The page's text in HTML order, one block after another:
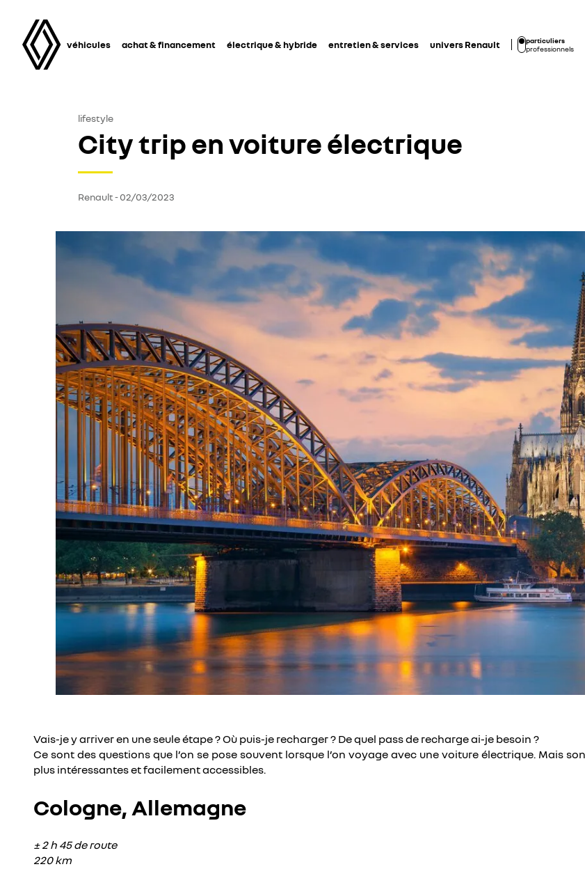
véhicules achat & financement électrique & hybride entretien & services univers Renault
particuliers
professionnels
lifestyle
City trip en voiture électrique
Renault-02/03/2023
Vais-je y arriver en une seule étape ? Où puis-je recharger ? De quel pass de recharge ai-je besoin ?
Ce sont des questions que l’on se pose souvent lorsque l’on voyage avec une voiture électrique. Mais
plus intéressantes et facilement accessibles.
Cologne, Allemagne
± 2 h 45 de route
220 km